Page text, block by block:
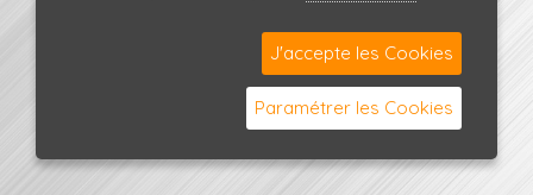
J'accepte les Cookies
Paramétrer les Cookies